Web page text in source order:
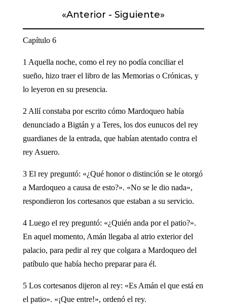
«Anterior -Siguiente»
Capítulo 6
1 Aquella noche, como el rey no podía conciliar el
sueño, hizo traer el libro de las Memorias o Crónicas, y
lo leyeron en su presencia.
2 Allí constaba por escrito cómo Mardoqueo había
denunciado a Bigtán y a Teres, los dos eunucos del rey
guardianes de la entrada, que habían atentado contra el
rey Asuero.
3 El rey preguntó: «¿Qué honor o distinción se le otorgó
a Mardoqueo a causa de esto?». «No se le dio nada»,
respondieron los cortesanos que estaban a su servicio.
4 Luego el rey preguntó: «¿Quién anda por el patio?».
En aquel momento, Amán llegaba al atrio exterior del
palacio, para pedir al rey que colgara a Mardoqueo del
patíbulo que había hecho preparar para él.
5 Los cortesanos dijeron al rey: «Es Amán el que está en
el patio». «¡Que entre!», ordenó el rey.